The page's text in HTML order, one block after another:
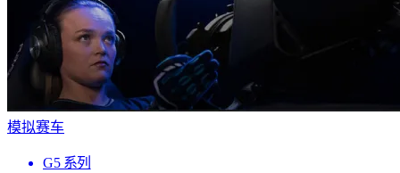
模拟赛车
G5 系列